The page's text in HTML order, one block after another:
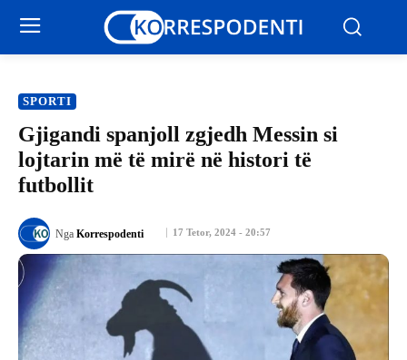
SPORTI
Gjigandi spanjoll zgjedh Messin si
lojtarin më të mirë në histori të
futbollit
17 Tetor, 2024 - 20:57
Nga Korrespodenti